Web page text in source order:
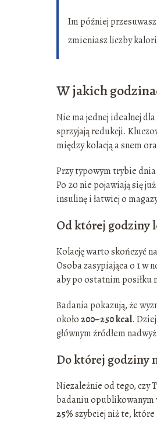
Im później
zmieniasz liczby
W jakich
Nie ma jednej idealnej
sprzyjają redukcji.
między kolacją a snem
Przy typowym trybie dnia
Po 20 nie pojawiają się
insulinę i łatwiej o
Od której godziny
Kolację warto skończyć
Osoba zasypiająca o 1 w
aby po ostatnim posiłku
Badania pokazują, że
około200–250 kcal.
głównym źródłem
Do której godziny
Niezależnie od tego, czy
badaniu opublikowanym
25%szybciej niż te, które